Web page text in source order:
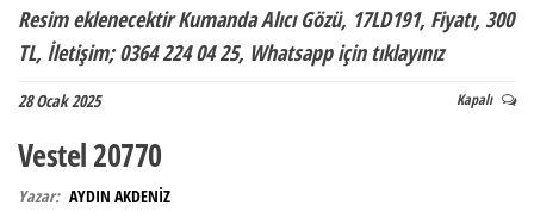
Resim eklenecektir Kumanda Alıcı Gözü, 17LD191, Fiyatı, 300
TL, İletişim; 0364 224 04 25, Whatsapp için tıklayınız
28 Ocak 2025 Kapalı
Vestel 20770
Yazar: AYDIN AKDENİZ